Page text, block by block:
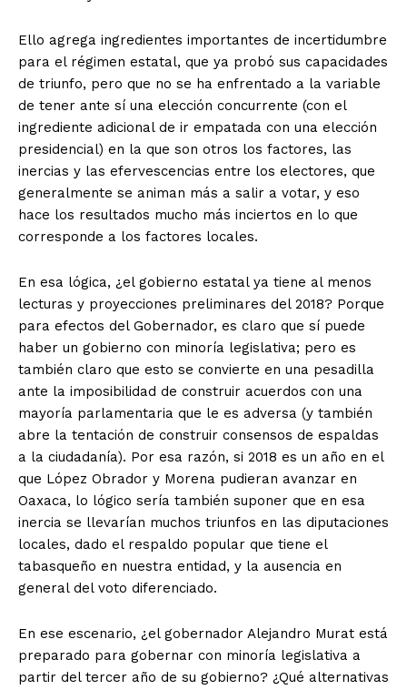
+ Todas las formas de lucha, potencialmente enlazadas
Ello agrega ingredientes importantes de incertidumbre
para el régimen estatal, que ya probó sus capacidades
de triunfo, pero que no se ha enfrentado a la variable
de tener ante sí una elección concurrente (con el
ingrediente adicional de ir empatada con una elección
presidencial) en la que son otros los factores, las
inercias y las efervescencias entre los electores, que
generalmente se animan más a salir a votar, y eso
hace los resultados mucho más inciertos en lo que
corresponde a los factores locales.
En esa lógica, ¿el gobierno estatal ya tiene al menos
lecturas y proyecciones preliminares del 2018? Porque
para efectos del Gobernador, es claro que sí puede
haber un gobierno con minoría legislativa; pero es
también claro que esto se convierte en una pesadilla
ante la imposibilidad de construir acuerdos con una
mayoría parlamentaria que le es adversa (y también
abre la tentación de construir consensos de espaldas
a la ciudadanía). Por esa razón, si 2018 es un año en el
que López Obrador y Morena pudieran avanzar en
Oaxaca, lo lógico sería también suponer que en esa
inercia se llevarían muchos triunfos en las diputaciones
locales, dado el respaldo popular que tiene el
tabasqueño en nuestra entidad, y la ausencia en
general del voto diferenciado.
En ese escenario, ¿el gobernador Alejandro Murat está
preparado para gobernar con minoría legislativa a
partir del tercer año de su gobierno? ¿Qué alternativas